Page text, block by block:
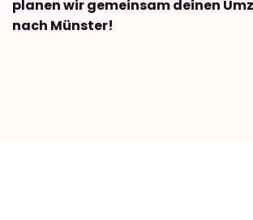
planen wir gemeinsam deinen
nach Münster!